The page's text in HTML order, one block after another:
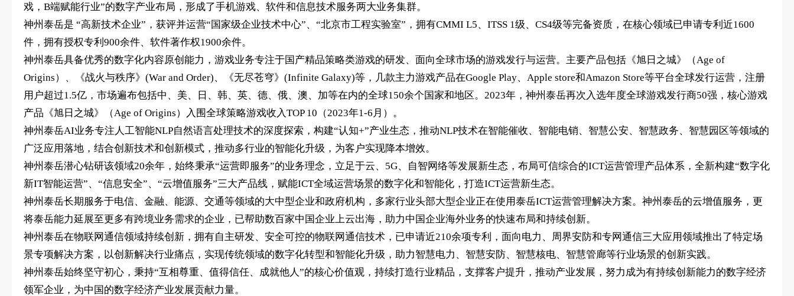
戏，B端赋能行业”的数字产业布局，形成了手机游戏、软件和信息技术服务两大业务集群。
神州泰岳是 “高新技术企业”，获评并运营“国家级企业技术中心”、“北京市工程实验室”，拥有CMMI L5、ITSS 1级、CS4级等完备资质，在核心领域已申请专利近1600
件，拥有授权专利900余件、软件著作权1900余件。
神州泰岳具备优秀的数字化内容原创能力，游戏业务专注于国产精品策略类游戏的研发、面向全球市场的游戏发行与运营。主要产品包括《旭日之城》（Age of
Origins）、《战火与秩序》(War and Order)、《无尽苍穹》(Infinite Galaxy)等，几款主力游戏产品在Google Play、Apple store和Amazon Store等平台全球发行运营，注册
用户超过1.5亿，市场遍布包括中、美、日、韩、英、德、俄、澳、加等在内的全球150余个国家和地区。2023年，神州泰岳再次入选年度全球游戏发行商50强，核心游戏
产品《旭日之城》（Age of Origins）入围全球策略游戏收入TOP 10（2023年1-6月）。
神州泰岳AI业务专注人工智能NLP自然语言处理技术的深度探索，构建“认知+”产业生态，推动NLP技术在智能催收、智能电销、智慧公安、智慧政务、智慧园区等领域的
广泛应用落地，结合创新技术和创新模式，推动多行业的智能化升级，为客户实现降本增效。
神州泰岳潜心钻研该领域20余年，始终秉承“运营即服务”的业务理念，立足于云、5G、自智网络等发展新生态，布局可信综合的ICT运营管理产品体系，全新构建“数字化
新IT智能运营”、“信息安全”、“云增值服务”三大产品线，赋能ICT全域运营场景的数字化和智能化，打造ICT运营新生态。
神州泰岳长期服务于电信、金融、能源、交通等领域的大中型企业和政府机构，多家行业头部大型企业正在使用泰岳ICT运营管理解决方案。神州泰岳的云增值服务，更
将泰岳能力延展至更多有跨境业务需求的企业，已帮助数百家中国企业上云出海，助力中国企业海外业务的快速布局和持续创新。
神州泰岳在物联网通信领域持续创新，拥有自主研发、安全可控的物联网通信技术，已申请近210余项专利，面向电力、周界安防和专网通信三大应用领域推出了特定场
景专项解决方案，以创新解决行业痛点，实现传统领域的数字化转型和智能化升级，助力智慧电力、智慧安防、智慧核电、智慧管廊等行业场景的创新实践。
神州泰岳始终坚守初心，秉持“互相尊重、值得信任、成就他人”的核心价值观，持续打造行业精品，支撑客户提升，推动产业发展，努力成为有持续创新能力的数字经济
领军企业，为中国的数字经济产业发展贡献力量。